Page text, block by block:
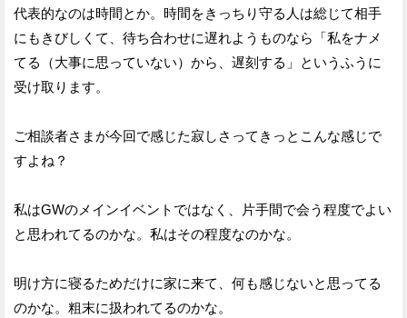
代表的なのは時間とか。時間をきっちり守る人は総じて相手
にもきびしくて、待ち合わせに遅れようものなら「私をナメ
てる（大事に思っていない）から、遅刻する」というふうに
受け取ります。
ご相談者さまが今回で感じた寂しさってきっとこんな感じで
すよね？
私はGWのメインイベントではなく、片手間で会う程度でよい
と思われてるのかな。私はその程度なのかな。
明け方に寝るためだけに家に来て、何も感じないと思ってる
のかな。粗末に扱われてるのかな。